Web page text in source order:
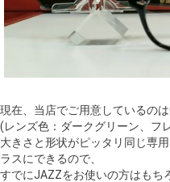
現在、当店でご用意しているのは
(レンズ色：ダークグリーン、フ
大きさと形状がピッタリ同じ専
ラスにできるので、
すでにJAZZをお使いの方はもち